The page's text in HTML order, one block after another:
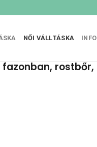
NŐI VÁLLTÁSKA INFO
rostbőr,